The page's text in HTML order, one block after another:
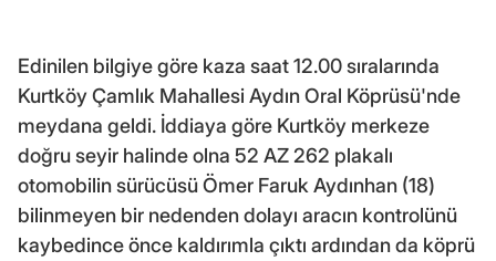
Edinilen bilgiye göre kaza saat 12.00 sıralarında
Kurtköy Çamlık Mahallesi Aydın Oral Köprüsü'nde
meydana geldi. İddiaya göre Kurtköy merkeze
doğru seyir halinde olna 52 AZ 262 plakalı
otomobilin sürücüsü Ömer Faruk Aydınhan (18)
bilinmeyen bir nedenden dolayı aracın kontrolünü
kaybedince önce kaldırımla çıktı ardından da köprü